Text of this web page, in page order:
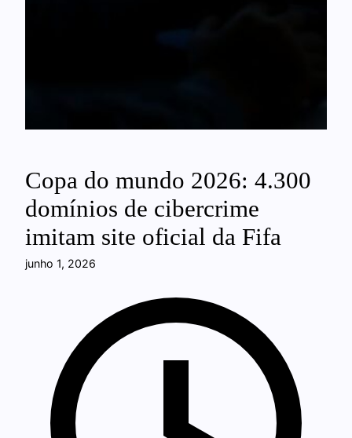
Copa do mundo 2026: 4.300
domínios de cibercrime
imitam site oficial da Fifa
junho 1, 2026